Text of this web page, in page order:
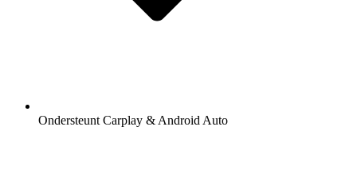
Ondersteunt Carplay & Android Auto